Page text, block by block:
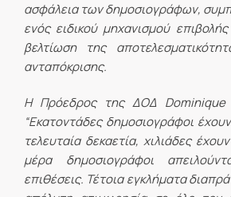
ασφάλεια των δημοσιογράφων,
ενός ειδικού μηχανισμού
βελτίωση της
ανταπόκρισης.
H Πρόεδρος της ΔΟΔ Dominique
“Εκατοντάδες δημοσιογράφοι
τελευταία δεκαετία, χιλιάδες
μέρα δημοσιογράφοι
επιθέσεις. Τέτοια εγκλήματα